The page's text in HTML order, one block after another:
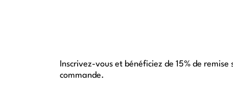
Inscrivez-vous et bénéficiez de 15% de
commande.